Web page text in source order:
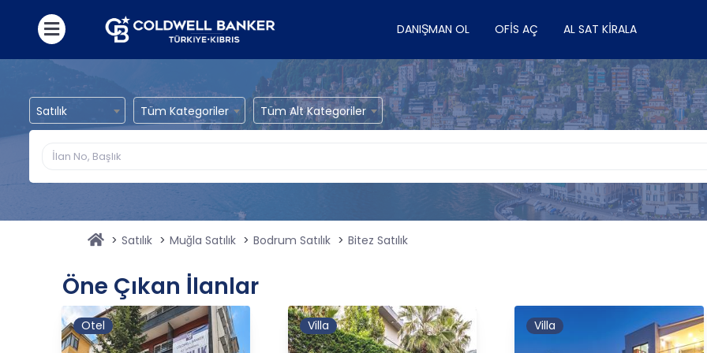
DANIŞMAN OL OFIS AÇ AL SAT KIRALA
Satılık Tüm Kategoriler Tüm Alt Kategoriler
Satılık Muğla Satılık Bodrum Satılık Bitez Satılık
Öne Çıkan İlanlar
Otel Villa Villa